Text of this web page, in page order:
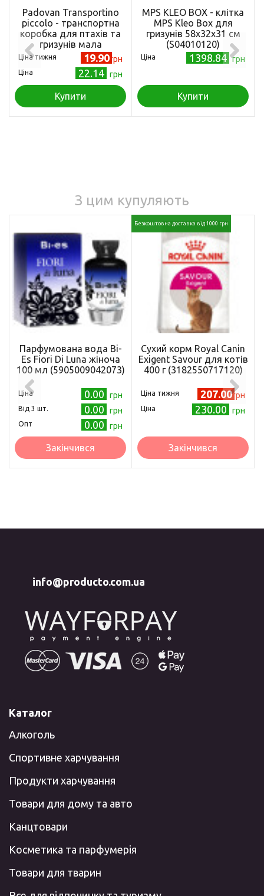
Padovan Transportino
piccolo - транспортна
коробка для птахів та
гризунів мала
Ціна тижня 19.90 грн
Ціна 22.14 грн
Купити
MPS KLEO BOX - клітка
MPS Kleo Box для
гризунів 58х32х31 см
(S04010120)
Ціна 1398.84 грн
Купити
З цим купуляють
Парфумована вода Bi-
Es Fiori Di Luna жіноча
100 мл (5905009042073)
Ціна 0.00 грн
Від 3 шт. 0.00 грн
Опт 0.00 грн
Закінчився
Безкоштовна доставка від 1000 грн
Сухий корм Royal Canin
Exigent Savour для котів
400 г (3182550717120)
Ціна тижня 207.00грн
Ціна 230.00 грн
Закінчився
info@producto.com.ua
Каталог
Алкоголь
Спортивне харчування
Продукти харчування
Товари для дому та авто
Канцтовари
Косметика та парфумерія
Товари для тварин